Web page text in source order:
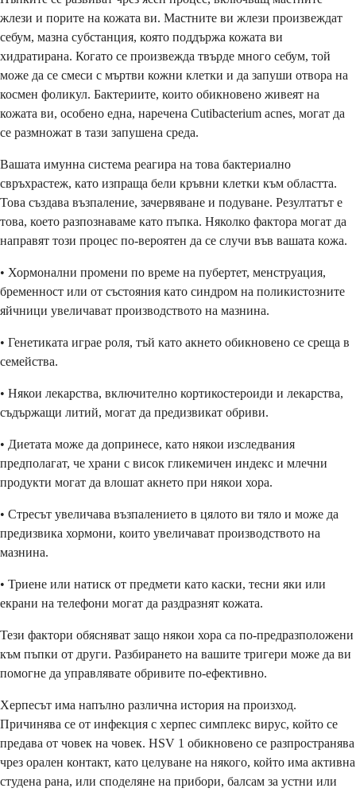
жлези и порите на кожата ви. Мастните ви жлези произвеждат
себум, мазна субстанция, която поддържа кожата ви
хидратирана. Когато се произвежда твърде много себум, той
може да се смеси с мъртви кожни клетки и да запуши отвора на
космен фоликул. Бактериите, които обикновено живеят на
кожата ви, особено една, наречена Cutibacterium acnes, могат да
се размножат в тази запушена среда.
Вашата имунна система реагира на това бактериално
свръхрастеж, като изпраща бели кръвни клетки към областта.
Това създава възпаление, зачервяване и подуване. Резултатът е
това, което разпознаваме като пъпка. Няколко фактора могат да
направят този процес по-вероятен да се случи във вашата кожа.
• Хормонални промени по време на пубертет, менструация,
бременност или от състояния като синдром на поликистозните
яйчници увеличават производството на мазнина.
• Генетиката играе роля, тъй като акнето обикновено се среща в
семейства.
• Някои лекарства, включително кортикостероиди и лекарства,
съдържащи литий, могат да предизвикат обриви.
• Диетата може да допринесе, като някои изследвания
предполагат, че храни с висок гликемичен индекс и млечни
продукти могат да влошат акнето при някои хора.
• Стресът увеличава възпалението в цялото ви тяло и може да
предизвика хормони, които увеличават производството на
мазнина.
• Триене или натиск от предмети като каски, тесни яки или
екрани на телефони могат да раздразнят кожата.
Тези фактори обясняват защо някои хора са по-предразположени
към пъпки от други. Разбирането на вашите тригери може да ви
помогне да управлявате обривите по-ефективно.
Херпесът има напълно различна история на произход.
Причинява се от инфекция с херпес симплекс вирус, който се
предава от човек на човек. HSV 1 обикновено се разпространява
чрез орален контакт, като целуване на някого, който има активна
студена рана, или споделяне на прибори, балсам за устни или